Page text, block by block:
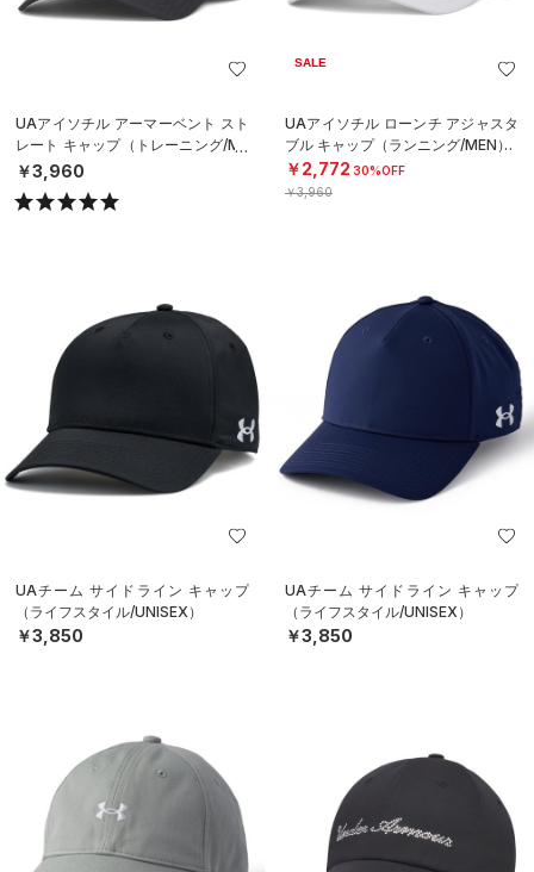
UAアイソチル アーマーベント スト
レート キャップ（トレーニング/ME
N）
￥3,960
SALE
UAアイソチル ローンチ アジャスタ
ブル キャップ（ランニング/MEN）
￥2,772 30%OFF
￥3,960
UAチーム サイドライン キャップ
（ライフスタイル/UNISEX）
￥3,850
UAチーム サイドライン キャップ
（ライフスタイル/UNISEX）
￥3,850